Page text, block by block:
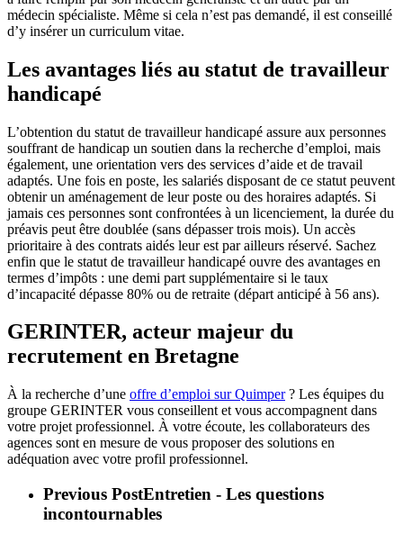
médecin spécialiste. Même si cela n’est pas demandé, il est conseillé
d’y insérer un curriculum vitae.
Les avantages liés au statut de travailleur
handicapé
L’obtention du statut de travailleur handicapé assure aux personnes
souffrant de handicap un soutien dans la recherche d’emploi, mais
également, une orientation vers des services d’aide et de travail
adaptés. Une fois en poste, les salariés disposant de ce statut peuvent
obtenir un aménagement de leur poste ou des horaires adaptés. Si
jamais ces personnes sont confrontées à un licenciement, la durée du
préavis peut être doublée (sans dépasser trois mois). Un accès
prioritaire à des contrats aidés leur est par ailleurs réservé. Sachez
enfin que le statut de travailleur handicapé ouvre des avantages en
termes d’impôts : une demi part supplémentaire si le taux
d’incapacité dépasse 80% ou de retraite (départ anticipé à 56 ans).
GERINTER, acteur majeur du
recrutement en Bretagne
À la recherche d’une offre d’emploi sur Quimper? Les équipes du
groupe GERINTER vous conseillent et vous accompagnent dans
votre projet professionnel. À votre écoute, les collaborateurs des
agences sont en mesure de vous proposer des solutions en
adéquation avec votre profil professionnel.
Previous PostEntretien - Les questions
incontournables